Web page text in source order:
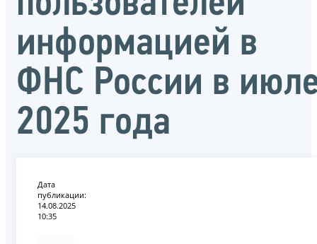
информацией в
ФНС России в
2025 года
Дата
публикации:
14.08.2025
10:35